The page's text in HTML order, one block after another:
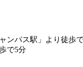
ンパス駅」より徒歩
で5分